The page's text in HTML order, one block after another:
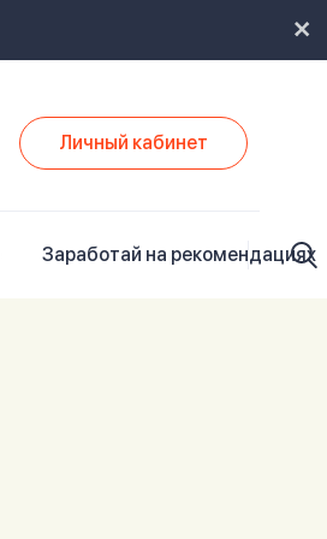
Личный кабинет
Заработай на рекомендациях